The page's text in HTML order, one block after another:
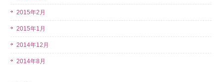
2015年2月
2015年1月
2014年12月
2014年8月